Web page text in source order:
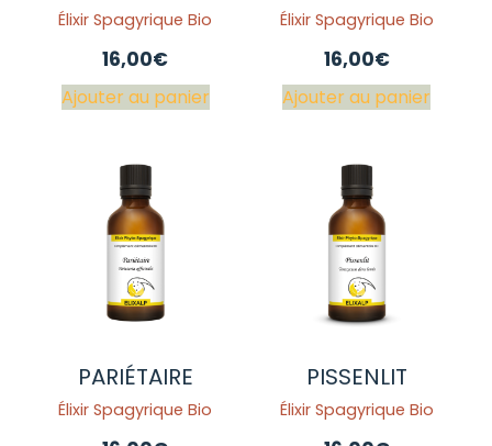
Élixir Spagyrique Bio
16,00€
Ajouter au panier
Élixir Spagyrique Bio
16,00€
Ajouter au panier
PARIÉTAIRE
Élixir Spagyrique Bio
PISSENLIT
Élixir Spagyrique Bio